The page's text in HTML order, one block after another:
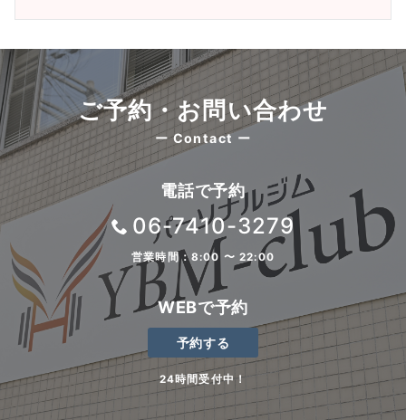
ご予約・お問い合わせ
ー Contact ー
電話で予約
06-7410-3279
営業時間：8:00 〜 22:00
WEBで予約
予約する
24時間受付中！